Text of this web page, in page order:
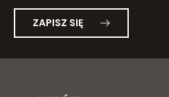
ZAPISZ SIĘ